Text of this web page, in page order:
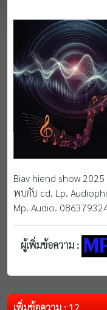
Biav hiend show
พบกับ cd. Lp.
Mp. Audio.
ผู้เพิ่มข้อความ :
เพิ่มข้อความ : 12